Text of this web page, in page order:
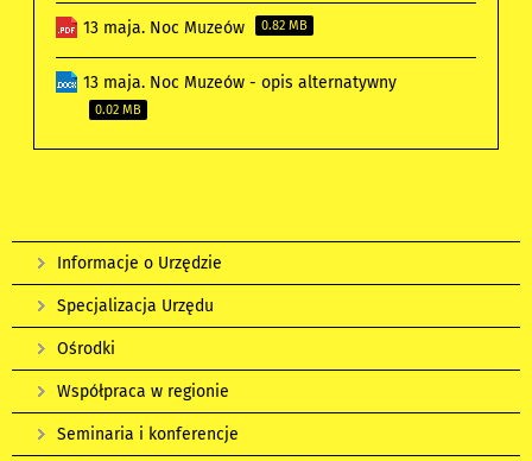
13 maja. Noc Muzeów 0.82 MB
13 maja. Noc Muzeów - opis alternatywny
0.02 MB
Informacje o Urzędzie
Specjalizacja Urzędu
Ośrodki
Współpraca w regionie
Seminaria i konferencje